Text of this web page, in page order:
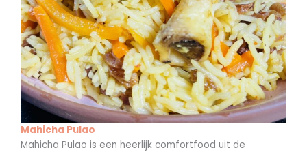
Mahicha Pulao
Mahicha Pulao is een heerlijk comfortfood uit de